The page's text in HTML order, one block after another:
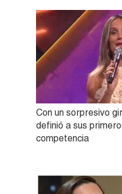
Con un sorpresivo
definió a sus
competencia